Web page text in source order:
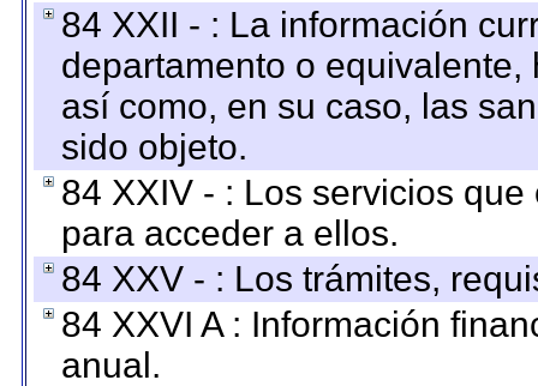
84 XXII - : La información
departamento o
así como, en su caso, las
sido objeto.
84 XXIV - : Los servicios
para acceder a ellos.
84 XXV - : Los trámites,
84 XXVI A : Información
anual.